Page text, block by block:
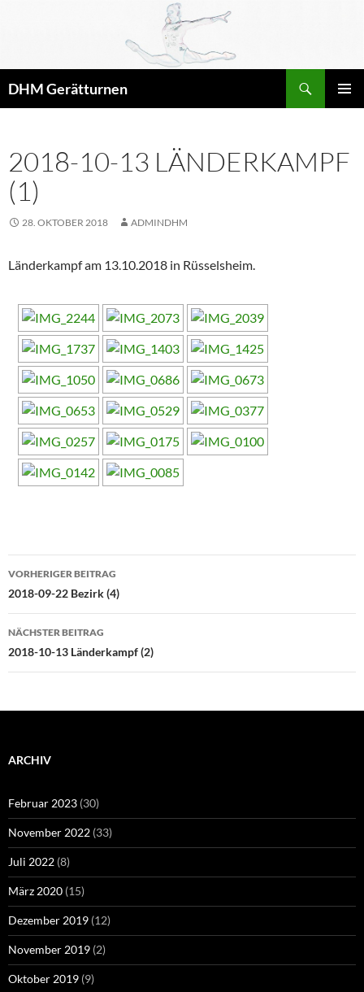
DHM Gerätturnen
2018-10-13 LÄNDERKAMPF
(1)
28. OKTOBER 2018 ADMINDHM
Länderkampf am 13.10.2018 in Rüsselsheim.
Beitragsnavigation
VORHERIGER BEITRAG
2018-09-22 Bezirk (4)
NÄCHSTER BEITRAG
2018-10-13 Länderkampf (2)
ARCHIV
Februar 2023 (30)
November 2022 (33)
Juli 2022 (8)
März 2020 (15)
Dezember 2019 (12)
November 2019 (2)
Oktober 2019 (9)